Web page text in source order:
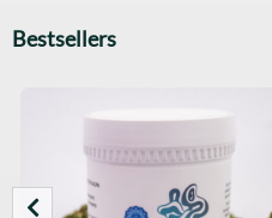
Bestsellers